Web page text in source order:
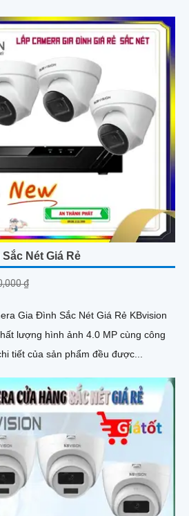
thông minh, giúp đảm bảo an toàn
hàng
Nét Giá Rẻ
₫
Gia Đình Sắc Nét Giá Rẻ KBvision
lượng hình ảnh 4.0 MP cùng công
tiên tiến. Mỗi chi tiết của sản phẩm đều được...